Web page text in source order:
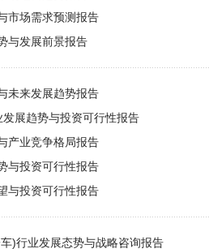
市场需求预测报告
与发展前景报告
未来发展趋势报告
展趋势与投资可行性报告
产业竞争格局报告
与投资可行性报告
与投资可行性报告
)行业发展态势与战略咨询报告